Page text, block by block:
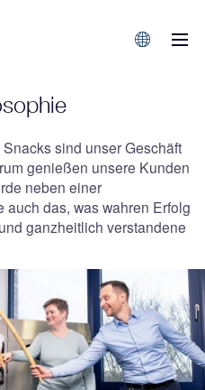
sind unser Geschäft
genießen unsere Kunden
neben einer
das, was wahren Erfolg
ganzheitlich verstandene